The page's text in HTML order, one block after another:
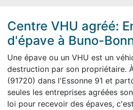
Centre VHU agréé:
d'épave à Buno-
Une épave ou un VHU est un
destruction par son propriétaire.
(91720) dans l'Essonne 91 et
seules les entreprises agréées
loi pour recevoir des épaves,